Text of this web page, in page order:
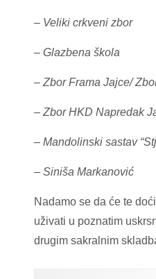
– Veliki crkveni zbor
– Glazbena škola
– Zbor Frama Jajce/
– Zbor HKD Napredak
– Mandolinski sastav
– Siniša Markanović
Nadamo se da će te
uživati u poznatim
drugim sakralnim